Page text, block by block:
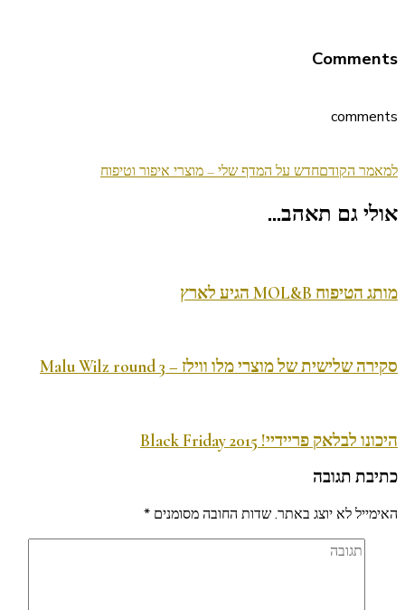
Comments
comments
ניווט
בפוסטים
למאמר הקודםחדש על המדף שלי – מוצרי איפור וטיפוח
אולי גם תאהב...
מותג הטיפוח MOL&B הגיע לארץ
סקירה שלישית של מוצרי מלו ווילז – Malu Wilz round 3
היכונו לבלאק פריידיי! Black Friday 2015
כתיבת תגובה
האימייל לא יוצג באתר.שדות החובה מסומנים *